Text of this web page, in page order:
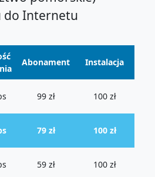
do Internetu
Abonament Instalacja
99 zł 100 zł
79 zł 100 zł
59 zł 100 zł